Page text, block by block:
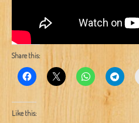
Share this:
Like this: